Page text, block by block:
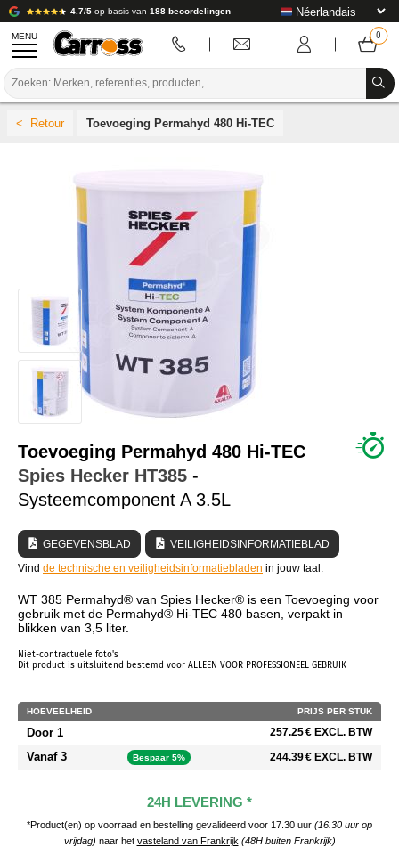
4.7/5 op basis van 188 beoordelingen
MENU
VOORBEREIDING / VERVEN / AFWERKING
VERBRUIKSARTIKELEN VOOR CARROSSERIE
GEREEDSCHAP VOOR CARROSSERIE
UITRUSTING VOOR CARROSSERIE
LABORATORIUMINSTALLATIE
HANDLEIDING & ADVIES
Toevoeging Permahyd 480 Hi-TEC
Toevoeging Permahyd 480 Hi-TEC
Spies Hecker HT385 -
Systeemcomponent A 3.5L
GEGEVENSBLAD
VEILIGHEIDSINFORMATIEBLAD
Vind de technische en veiligheidsinformatiebladen in jouw taal.
WT 385 Permahyd® van Spies Hecker® is een Toevoeging voor
gebruik met de Permahyd® Hi-TEC 480 basen, verpakt in
blikken van 3,5 liter.
Niet-contractuele foto's
Dit product is uitsluitend bestemd voor ALLEEN VOOR PROFESSIONEEL GEBRUIK
HOEVEELHEID PRIJS PER STUK
Door 1 257.25 € EXCL. BTW
Vanaf 3 Bespaar 5% 244.39 € EXCL. BTW
24H LEVERING *
*Product(en) op voorraad en bestelling gevalideerd voor 17.30 uur (16.30 uur op
vrijdag) naar het vasteland van Frankrijk (48H buiten Frankrijk)